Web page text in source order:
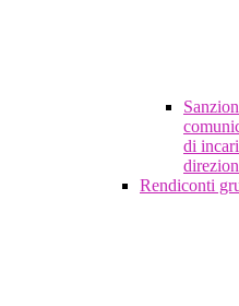
di
Rendiconti